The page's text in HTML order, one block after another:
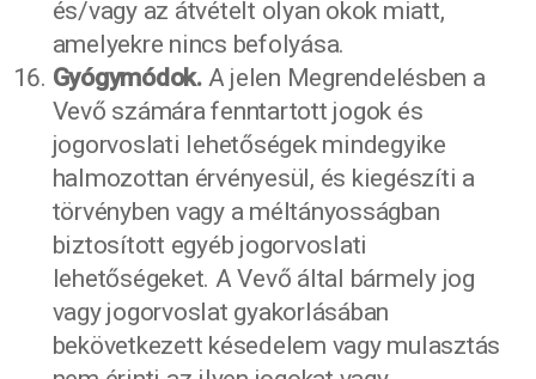
és/vagy az átvételt olyan okok miatt,
amelyekre nincs befolyása.
Gyógymódok. A jelen Megrendelésben a
Vevő számára fenntartott jogok és
jogorvoslati lehetőségek mindegyike
halmozottan érvényesül, és kiegészíti a
törvényben vagy a méltányosságban
biztosított egyéb jogorvoslati
lehetőségeket. A Vevő által bármely jog
vagy jogorvoslat gyakorlásában
bekövetkezett késedelem vagy mulasztás